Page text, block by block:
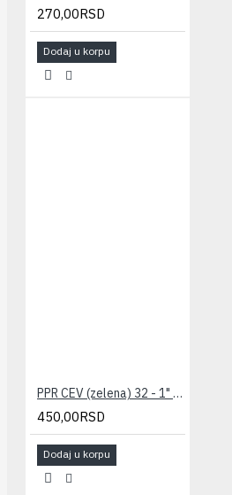
270,00RSD
Dodaj u korpu
PPR CEV (zelena) 32 - 1" PESTAN
450,00RSD
Dodaj u korpu